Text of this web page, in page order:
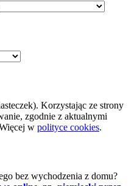
Korzystając ze strony
zgodnie z aktualnymi
w polityce cookies.
bez wychodzenia z domu?